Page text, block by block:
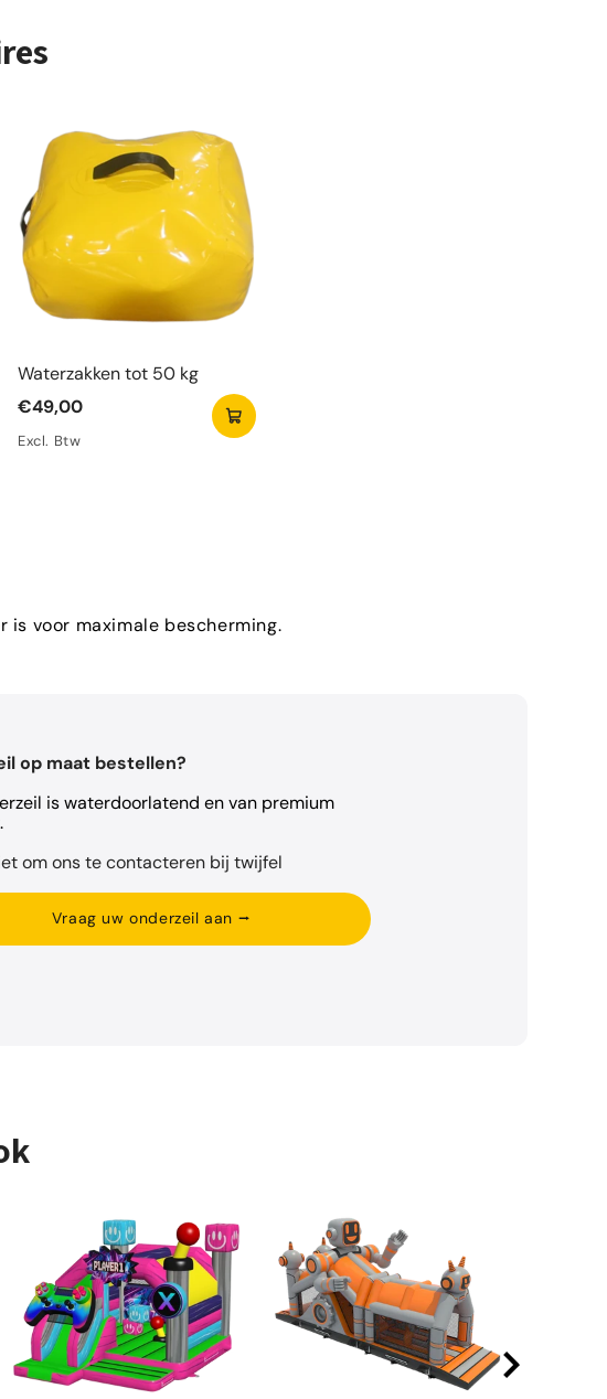
Waterzakken tot 50 kg
€49,00
Excl. Btw
is voor maximale bescherming.
op maat bestellen?
is waterdoorlatend en van premium
om ons te contacteren bij twijfel
Vraag uw onderzeil aan ⭢